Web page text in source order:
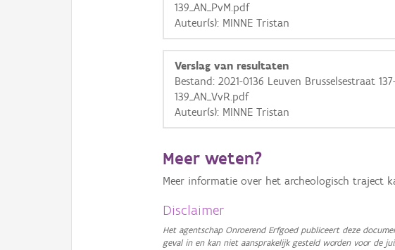
+ −
Basis Lagen
Ortho
GRB-Basiskaart in grijswaarden
139_AN_PvM.pdf
Auteur(s): MINNE Tristan
Verslag van resultaten
Bestand: 2021-0136 Leuven Brusselsestraat
139_AN_VvR.pdf
Auteur(s): MINNE Tristan
Meer weten?
Meer informatie over het archeologisch traject
Disclaimer
Het agentschap Onroerend Erfgoed publiceert deze
geval in en kan niet aansprakelijk gesteld worden voor de